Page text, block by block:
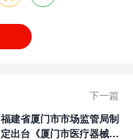
下一篇
福建省厦门市市场监管局制
定出台《厦门市医疗器械网